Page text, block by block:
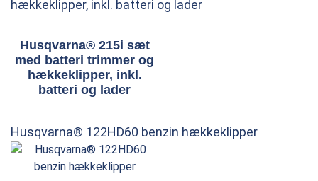
hækkeklipper, inkl. batteri og lader
Husqvarna® 215i sæt
med batteri trimmer og
hækkeklipper, inkl.
batteri og lader
Husqvarna® 122HD60 benzin hækkeklipper